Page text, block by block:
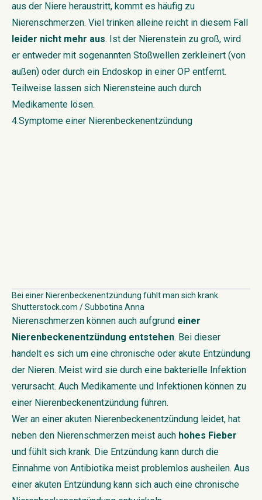
aus der Niere heraustritt, kommt es häufig zu
Nierenschmerzen. Viel trinken alleine reicht in diesem Fall
leider nicht mehr aus. Ist der Nierenstein zu groß, wird
er entweder mit sogenannten Stoßwellen zerkleinert (von
außen) oder durch ein Endoskop in einer OP entfernt.
Teilweise lassen sich Nierensteine auch durch
Medikamente lösen.
4.Symptome einer Nierenbeckenentzündung
Bei einer Nierenbeckenentzündung fühlt man sich krank.
Shutterstock.com / Subbotina Anna
Nierenschmerzen können auch aufgrund einer
Nierenbeckenentzündung entstehen. Bei dieser
handelt es sich um eine chronische oder akute Entzündung
der Nieren. Meist wird sie durch eine bakterielle Infektion
verursacht. Auch Medikamente und Infektionen können zu
einer Nierenbeckenentzündung führen.
Wer an einer akuten Nierenbeckenentzündung leidet, hat
neben den Nierenschmerzen meist auch hohes Fieber
und fühlt sich krank. Die Entzündung kann durch die
Einnahme von Antibiotika meist problemlos ausheilen. Aus
einer akuten Entzündung kann sich auch eine chronische